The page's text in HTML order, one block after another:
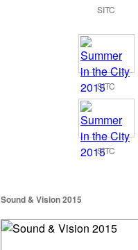
SITC
SITC
SITC
Sound & Vision 2015